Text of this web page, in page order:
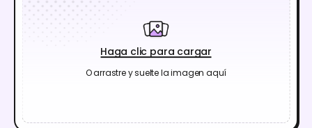
Haga clic para cargar
O arrastre y suelte la imagen aquí